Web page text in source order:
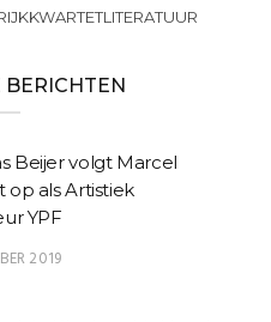
Beijer volgt Marcel
op als Artistiek
YPF
2019